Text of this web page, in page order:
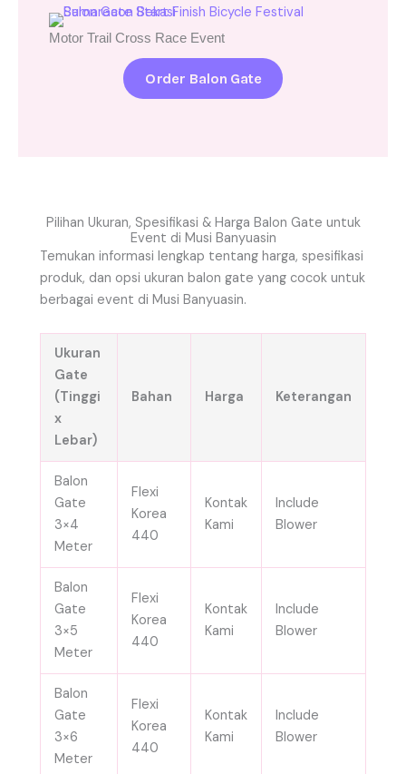
Motor Trail Cross Race Event
Order Balon Gate
Pilihan Ukuran, Spesifikasi & Harga Balon Gate untuk
Event di Musi Banyuasin
Temukan informasi lengkap tentang harga, spesifikasi
produk, dan opsi ukuran balon gate yang cocok untuk
berbagai event di Musi Banyuasin.
Ukuran
Gate
(Tinggi
x
Lebar)
Bahan Harga Keterangan
Balon
Gate
3×4
Meter
Flexi
Korea
440
Kontak
Kami
Include
Blower
Balon
Gate
3×5
Meter
Flexi
Korea
440
Kontak
Kami
Include
Blower
Balon
Gate
3×6
Meter
Flexi
Korea
440
Kontak
Kami
Include
Blower